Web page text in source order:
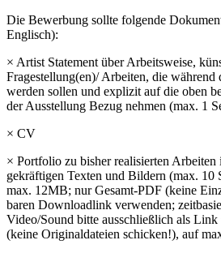
Die Bewerbung soll­te fol­gen­de
Englisch):
× Artist Statement über Arbeitsweise,
Fragestellung(en)/ Arbeiten, die wäh­rend
wer­den sol­len und expli­zit auf die oben
der Ausstellung Bezug neh­men (max. 1
× CV
× Portfolio zu bis­her rea­li­sier­ten
ge­kräf­ti­gen Texten und Bildern (max. 10
max. 12MB; nur Gesamt-PDF (kei­ne
ba­ren Downloadlink ver­wen­den;
Video/Sound bit­te aus­schließ­lich als
(kei­ne Originaldateien schi­cken!), auf